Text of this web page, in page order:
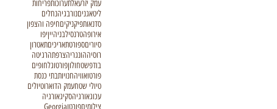
עמק יזרעאלתערוכותפריחות
ליטאגניםנורבגיהנחלים
סדנאותפיקניקיםחיפה והצפון
אירופהטרנסילבניהייןיפו
סיוריםספורטתאריכיםתאטרון
רוסיההונגריהצרפתהרגיטה
בודפשטחולוןפורטוגלחופים
פורטואוויהחנויותבתי כנסת
טיולי שטחעמק הדוארוטיולים
עכוגאורגיהסקיגאורגיה
צילומיםפורטוGeorgia